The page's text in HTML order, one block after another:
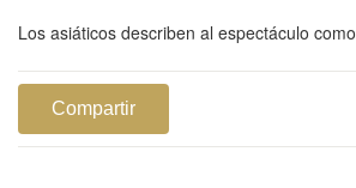
Los asiáticos describen al espectáculo como
Compartir